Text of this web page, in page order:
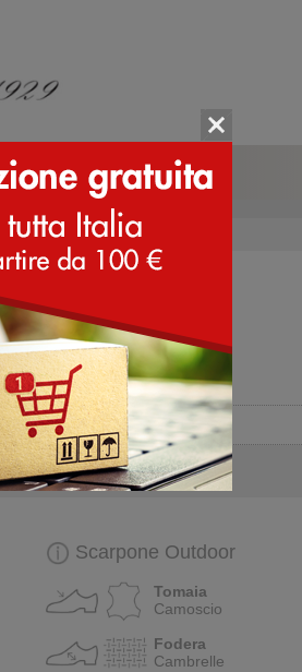
Marche
montagna
Scarpone Outdoor
Tomaia
Camoscio
Fodera
Cambrelle